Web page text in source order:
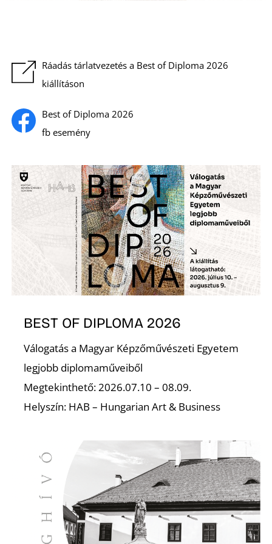
Ráadás tárlatvezetés a Best of Diploma 2026
kiállításon
Best of Diploma 2026
fb esemény
BEST OF DIPLOMA 2026
Válogatás a Magyar Képzőművészeti Egyetem
legjobb diplomaműveiből
Megtekinthető: 2026.07.10 – 08.09.
Helyszín: HAB – Hungarian Art & Business